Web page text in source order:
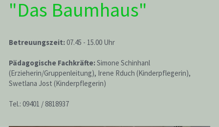
"Das Baumhaus"
Betreuungszeit: 07.45 - 15.00 Uhr
Pädagogische Fachkräfte: Simone Schinhanl
(Erzieherin/Gruppenleitung), Irene Rduch (Kinderpflegerin),
Swetlana Jost (Kinderpflegerin)
Tel.: 09401 / 8818937